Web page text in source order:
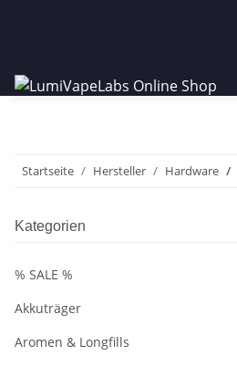
Startseite Hersteller Hardware
Kategorien
% SALE %
Akkuträger
Aromen & Longfills